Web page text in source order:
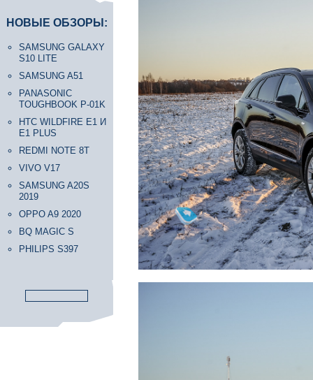
НОВЫЕ ОБЗОРЫ:
SAMSUNG GALAXY
S10 LITE
SAMSUNG A51
PANASONIC
TOUGHBOOK P-01K
HTC WILDFIRE E1 И
E1 PLUS
REDMI NOTE 8T
VIVO V17
SAMSUNG A20S
2019
OPPO A9 2020
BQ MAGIC S
PHILIPS S397